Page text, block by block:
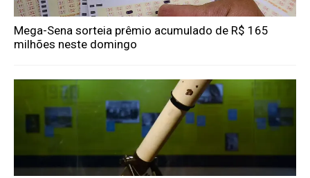
Mega-Sena sorteia prêmio acumulado de R$ 165
milhões neste domingo